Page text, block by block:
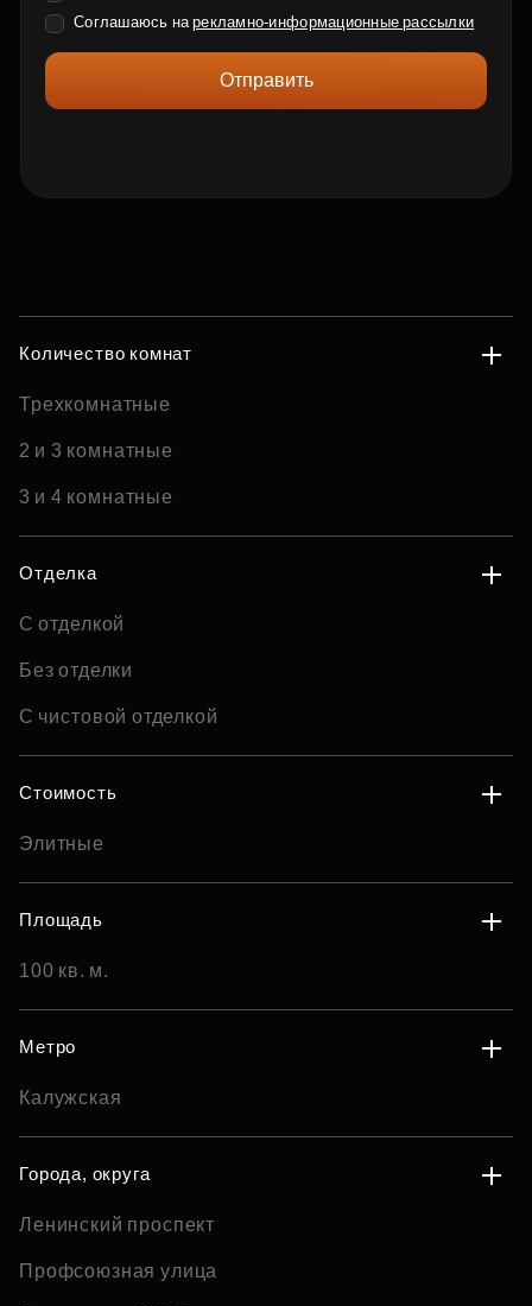
Соглашаюсь нарекламно-информационные рассылки
Отправить
Количество комнат
Трехкомнатные
2 и 3 комнатные
3 и 4 комнатные
Отделка
С отделкой
Без отделки
С чистовой отделкой
Стоимость
Элитные
Площадь
100 кв. м.
Метро
Калужская
Города, округа
Ленинский проспект
Профсоюзная улица